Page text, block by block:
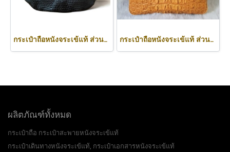
กระเป๋าถือหนังจระเข้แท้ ส่วนท้อง สีดำ ทรงนิ่ม น้ำหนักเบา รหัส CODE: CRW0222H-BL กระเป๋าถือหนังจระเข้แท้ ส่วนหลัง สีน้ำตาลอ่อน (สีแทน) รหัสCODE: CRW0218H-02-BACK-TAN
ผลิตภัณฑ์ทั้งหมด
กระเป๋าถือ กระเป๋าสะพายหนังจระเข้แท้
กระเป๋าเดินทางหนังจระเข้แท้, กระเป๋าเอกสารหนังจระเข้แท้